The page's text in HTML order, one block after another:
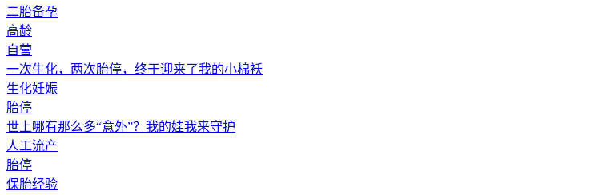
二胎备孕
高龄
自营
一次生化，两次胎停，终于迎来了我的小棉袄
生化妊娠
胎停
世上哪有那么多“意外”？我的娃我来守护
人工流产
胎停
保胎经验